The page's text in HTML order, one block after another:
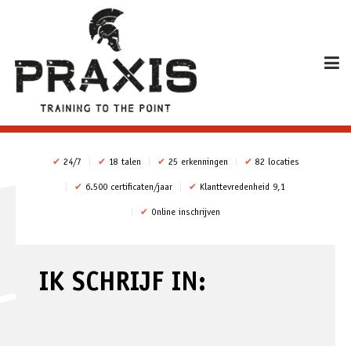
✔ 24/7 ✔ 18 talen ✔ 25 erkenningen ✔ 82 locaties
✔ 6.500 certificaten/jaar ✔ Klanttevredenheid 9,1
✔ Online inschrijven
IK SCHRIJF IN: